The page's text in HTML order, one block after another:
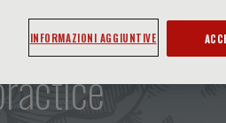
Medicine -
INFORMAZIONI AGGIUNTIVE